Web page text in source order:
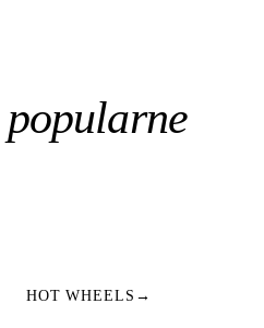
popularne
HOT WHEELS →